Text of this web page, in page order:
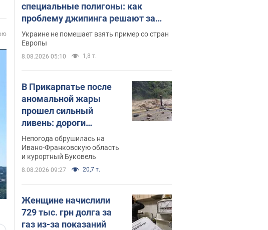
специальные полигоны: как
проблему джипинга решают за
границей
Украине не помешает взять пример со стран
Европы
8.08.2026 05:10 1,8 т.
В Прикарпатье после
аномальной жары
прошел сильный
ливень: дороги
превратились в реки.
Видео
Непогода обрушилась на
Ивано-Франковскую область
и курортный Буковель
8.08.2026 09:27 20,7 т.
Женщине начислили
729 тыс. грн долга за
газ из-за показаний